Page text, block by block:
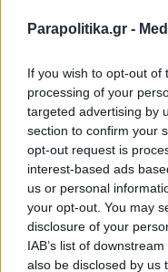
Parapolitika.gr -
If you wish to opt-out of
processing of your
targeted advertising by
section to confirm your
opt-out request is
interest-based ads
us or personal
your opt-out. You may
disclosure of your
IAB’s list of
also be disclosed by us
και να
στο εσωτερικό
υπάρχει και η
ένα ρεσιτάλ
του Ιουλίου, αλλά,
θα δώσει στίγµα
και σε αυτή την
µε το όραµα της
Το Ισραήλ, από την